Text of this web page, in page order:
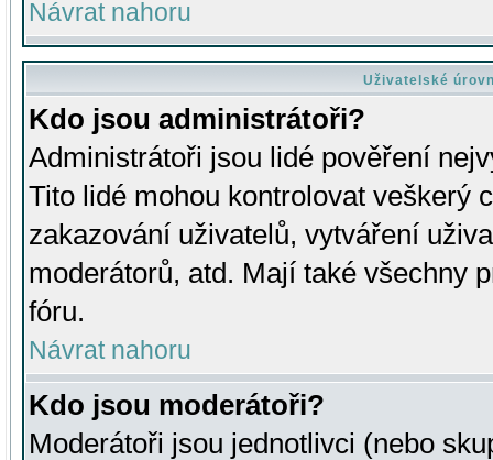
Návrat nahoru
Uživatelské
Kdo jsou administrátoři?
Administrátoři jsou lidé pověření
Tito lidé mohou kontrolovat veškerý
zakazování uživatelů, vytváření
moderátorů, atd. Mají také všechny
fóru.
Návrat nahoru
Kdo jsou moderátoři?
Moderátoři jsou jednotlivci (nebo